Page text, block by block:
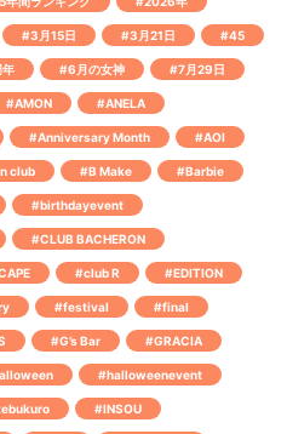
#3月15日 #3月21日 #45
#6月の女神 #7月29日
#AMON #ANELA
#Anniversary Month #AOI
club #B Make #Barbie
#birthdayevent
#CLUB BACHERON
#club R #EDITION
#festival #final
#G’s Bar #GRACIA
#halloweenevent
#INSOU